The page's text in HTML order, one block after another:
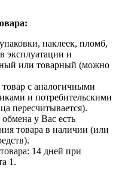
наклеек, пломб,
эксплуатации и
или товарный (можно
с аналогичными
и потребительскими
пересчитывается).
у Вас есть
товара в наличии (или
14 дней при
1.